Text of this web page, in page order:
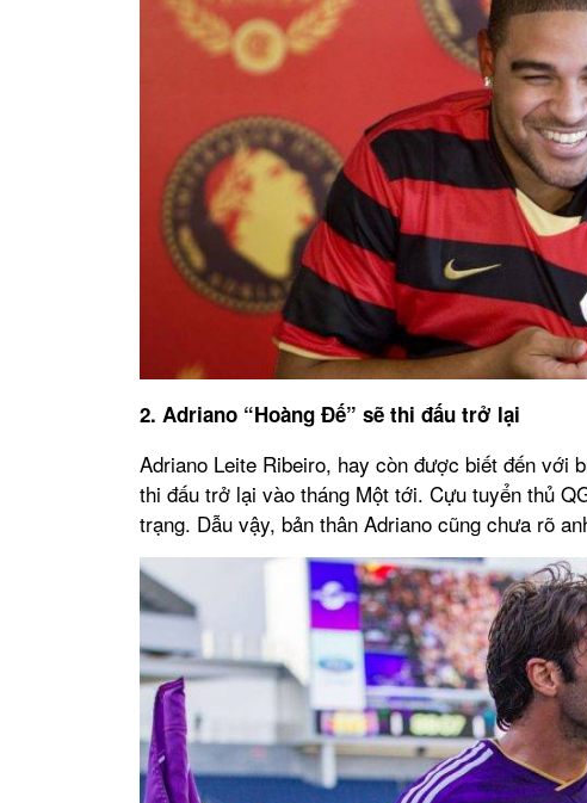
2. Adriano “Hoàng Đế” sẽ thi đấu trở lại
Adriano Leite Ribeiro, hay còn được biết đến với
thi đấu trở lại vào tháng Một tới. Cựu tuyển thủ
trạng. Dẫu vậy, bản thân Adriano cũng chưa rõ